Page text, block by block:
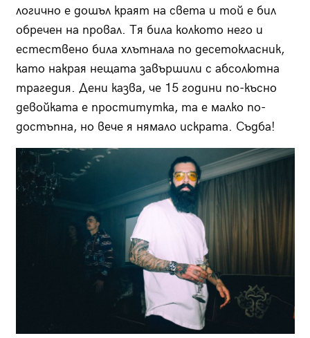
логично е дошъл краят на света и той е бил
обречен на провал. Тя била колкото него и
естествено била хлътнала по десетокласник,
като накрая нещата завършили с абсолютна
трагедия. Дени казва, че 15 години по-късно
девойката е проститутка, та е малко по-
достъпна, но вече я нямало искрата. Съдба!